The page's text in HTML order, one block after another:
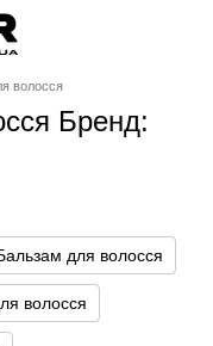
волосся
Бренд:
для волосся
волосся